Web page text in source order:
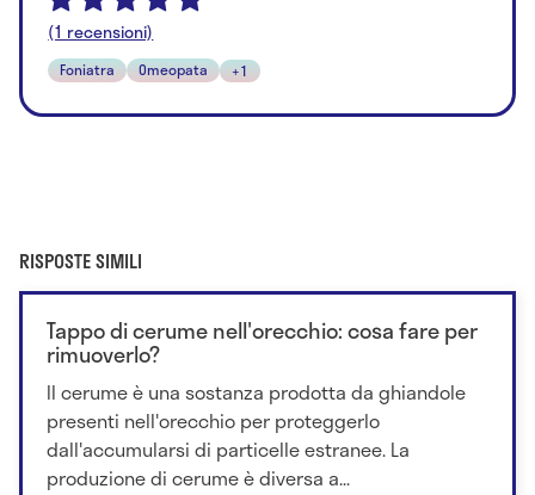
(1 recensioni)
Foniatra Omeopata +1
RISPOSTE SIMILI
Tappo di cerume nell'orecchio: cosa fare per
rimuoverlo?
Il cerume è una sostanza prodotta da ghiandole
presenti nell'orecchio per proteggerlo
dall'accumularsi di particelle estranee. La
produzione di cerume è diversa a...